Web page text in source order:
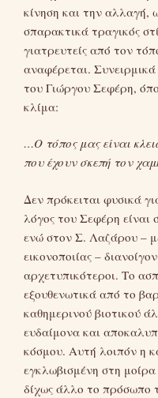
κίνηση και την αλλαγή,
σπαρακτικά τραγικός
γιατρευτείς από τον
αναφέρεται.
του Γιώργου Σεφέρη,
κλίμα:
…Ο τόπος μας είναι
που έχουν σκεπή τον
Δεν πρόκειται φυσικά
λόγος του Σεφέρη είναι
ενώ στον Σ. Λαζάρου –
εικονοποιίας –
αρχετυπικότεροι. Το
εξουθενωτικά από το
καθημερινού βιοτικού
ευδαίμονα και
κόσμου. Αυτή λοιπόν η
εγκλωβισμένη στη
δίχως άλλο το πρόσωπο